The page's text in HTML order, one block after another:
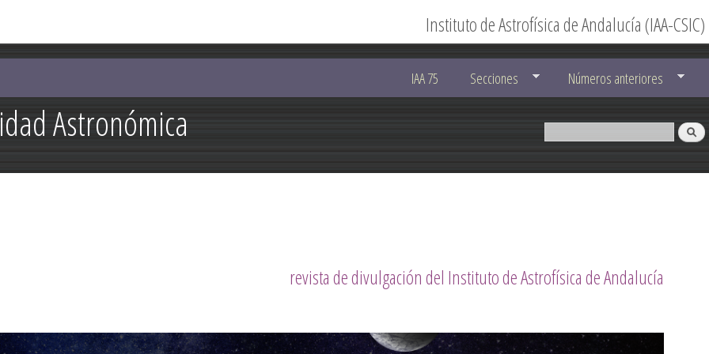
contenido
principal
Astronómica
Instituto de Astrofísica de Andalucía (IAA-CSIC)
IAA 75 Secciones Números anteriores
revista de divulgación del Instituto de Astrofísica de Andalucía